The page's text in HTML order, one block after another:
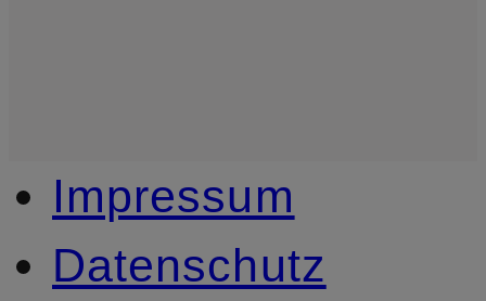
Impressum
Datenschutz